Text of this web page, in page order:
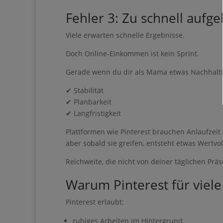
Fehler 3: Zu schnell
Viele erwarten schnelle Ergebnisse.
Doch Online-Einkommen ist kein Sprint.
Gerade wenn du dir als Mama etwas
✔ Stabilität
✔ Planbarkeit
Plattformen wie Pinterest brauchen Anlaufzeit
Warum Pinterest für
Geben Sie bitte
Ich erhalte den
ausfüllen und